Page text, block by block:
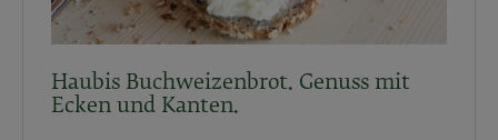
Haubis Buchweizenbrot. Genuss mit
Ecken und Kanten.